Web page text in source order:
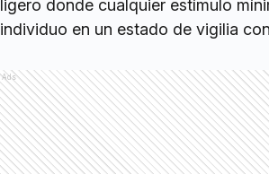
ligero donde cualquier estímulo
individuo en un estado de vigilia
Ads